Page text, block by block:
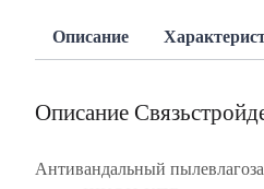
Описание
Описание
Антивандальный